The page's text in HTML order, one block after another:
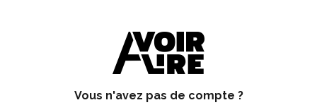
Vous n'avez pas de compte ?